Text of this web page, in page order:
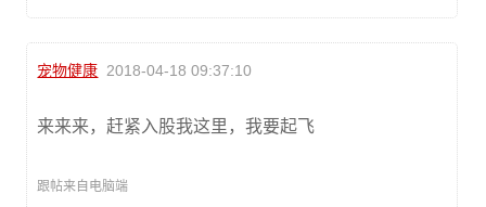
宠物健康 2018-04-18 09:37:10
来来来，赶紧入股我这里，我要起飞
跟帖来自电脑端